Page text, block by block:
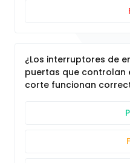
¿Los interruptores de
puertas que controlan
corte funcionan